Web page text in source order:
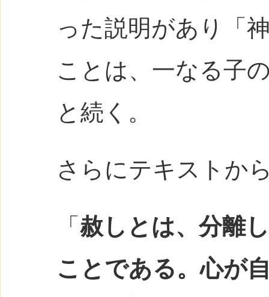
った説明があり「
ことは、一なる子
と続く。
さらにテキストか
「 赦しとは、分離
ことである。心が